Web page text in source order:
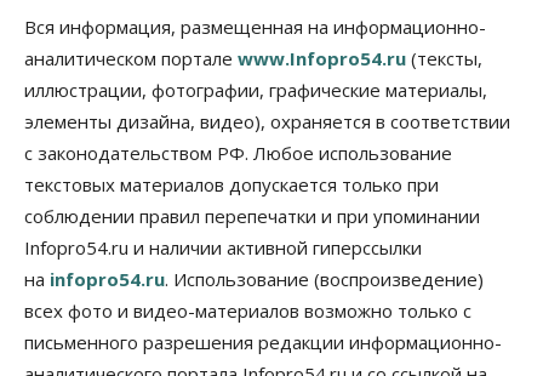
Вся информация, размещенная на информационно-
аналитическом портале www.Infopro54.ru (тексты,
иллюстрации, фотографии, графические материалы,
элементы дизайна, видео), охраняется в соответствии
с законодательством РФ. Любое использование
текстовых материалов допускается только при
соблюдении правил перепечатки и при упоминании
Infopro54.ru и наличии активной гиперссылки
на infopro54.ru. Использование (воспроизведение)
всех фото и видео-материалов возможно только с
письменного разрешения редакции информационно-